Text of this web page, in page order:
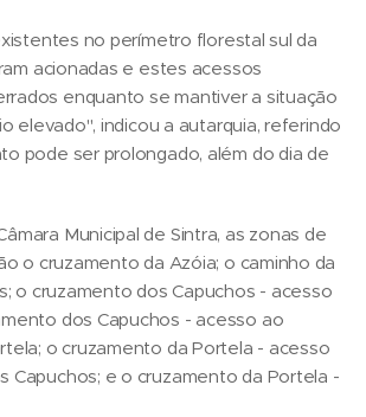
no perímetro florestal sul da
acionadas e estes acessos
enquanto se mantiver a situação
elevado", indicou a autarquia, referindo
pode ser prolongado, além do dia de
Municipal de Sintra, as zonas de
o cruzamento da Azóia; o caminho da
o cruzamento dos Capuchos - acesso
dos Capuchos - acesso ao
o cruzamento da Portela - acesso
Capuchos; e o cruzamento da Portela -